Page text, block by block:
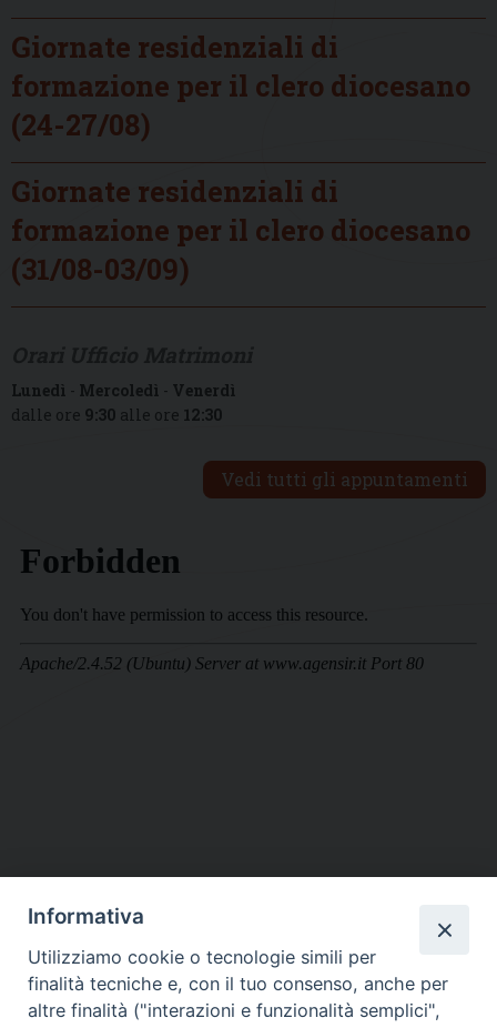
Giornate residenziali di
formazione per il clero diocesano
(24-27/08)
Giornate residenziali di
formazione per il clero diocesano
(31/08-03/09)
Lunedì - Mercoledì - Venerdì
dalle ore 9:30 alle ore 12:30
Vedi tutti gli appuntamenti
DIOCESI SUBURBICARIA DI ALBANO
Contatti:Tel.: 06.93268401 - Fax.: 06.9323844
E-mail:curia@diocesidialbano.it
Informativa
Utilizziamo cookie o tecnologie simili per
finalità tecniche e, con il tuo consenso, anche per
altre finalità ("interazioni e funzionalità semplici",